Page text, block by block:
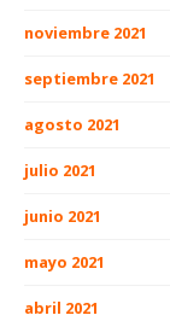
noviembre 2021
septiembre 2021
agosto 2021
julio 2021
junio 2021
mayo 2021
abril 2021